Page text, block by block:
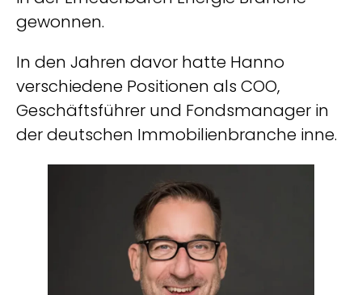
gewonnen.
In den Jahren davor hatte Hanno
verschiedene Positionen als COO,
Geschäftsführer und Fondsmanager in
der deutschen Immobilienbranche inne.